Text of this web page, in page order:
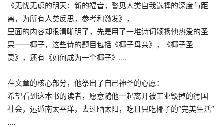
《无忧无虑的明天：新的福音，瞥见人类自我选择的深度与距
离，为所有人类反思，参考和激发》，
里面的内容却很清晰明了，先是用了一堆诗词颂扬他热爱的圣
果——椰子，这些诗的题目包括《椰子母亲》，《椰子圣
灵》，还有《如何成为一个椰子》….
在文章的核心部分，他祭出了自己神圣的心愿：
希望看到这本书的读者，愿意随他一起离开被工业毁掉的德国
社会，远遁南太平洋，去过晒太阳，吃且只吃椰子的“完美生活”
….